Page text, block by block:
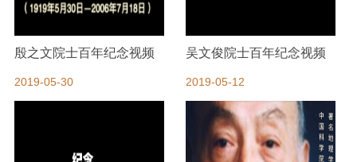
殷之文院士百年纪念视频
2019-05-30
吴文俊院士百年纪念视频
2019-05-12